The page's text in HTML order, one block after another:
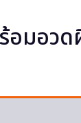
อมอว